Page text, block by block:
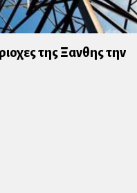
της Ξανθης την